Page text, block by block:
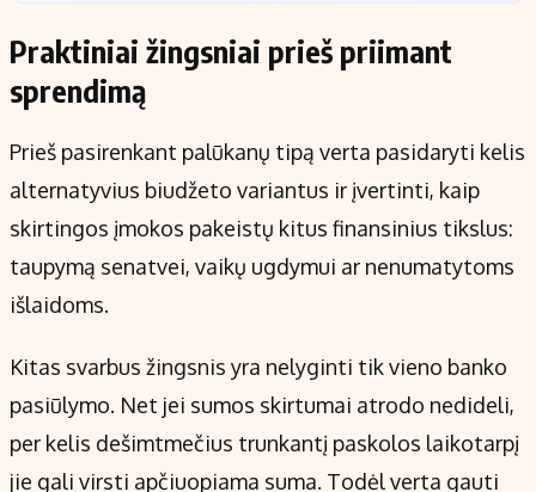
Praktiniai žingsniai prieš priimant
sprendimą
Prieš pasirenkant palūkanų tipą verta pasidaryti kelis
alternatyvius biudžeto variantus ir įvertinti, kaip
skirtingos įmokos pakeistų kitus finansinius tikslus:
taupymą senatvei, vaikų ugdymui ar nenumatytoms
išlaidoms.
Kitas svarbus žingsnis yra nelyginti tik vieno banko
pasiūlymo. Net jei sumos skirtumai atrodo nedideli,
per kelis dešimtmečius trunkantį paskolos laikotarpį
jie gali virsti apčiuopiama suma. Todėl verta gauti